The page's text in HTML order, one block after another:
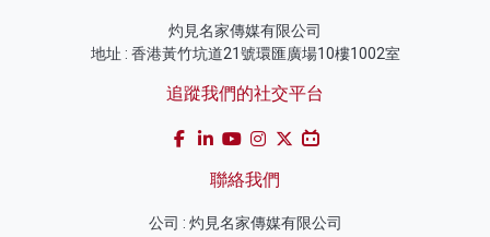
灼見名家傳媒有限公司
地址 : 香港黃竹坑道21號環匯廣場10樓1002室
追蹤我們的社交平台
聯絡我們
公司 : 灼見名家傳媒有限公司